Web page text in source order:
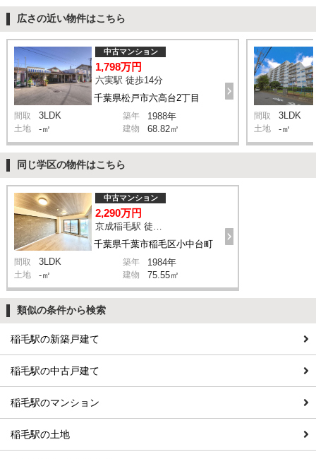
広さの近い物件はこちら
千葉県松戸市六高台2丁目
中古マンション
1,798万円
六実駅 徒歩14分
間取 3LDK 築年 1988年
土地 -㎡ 建物 68.82㎡
間取 3LDK
土地 -㎡
同じ学区の物件はこちら
千葉県千葉市稲毛区小中台町
中古マンション
2,290万円
間取 3LDK 築年 1984年
土地 -㎡ 建物 75.55㎡
類似の条件から検索
稲毛駅の新築戸建て
稲毛駅の中古戸建て
稲毛駅のマンション
稲毛駅の土地